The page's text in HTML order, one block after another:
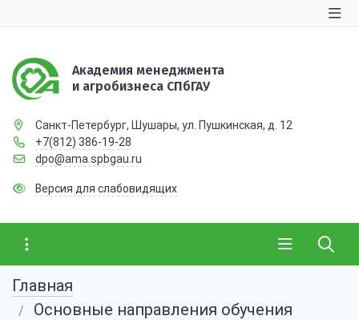
Академия менеджмента
и агробизнеса СПбГАУ
Санкт-Петербург, Шушары, ул. Пушкинская, д. 12
+7(812) 386-19-28
dpo@ama.spbgau.ru
Версия для слабовидящих
Главная
Основные направления обучения